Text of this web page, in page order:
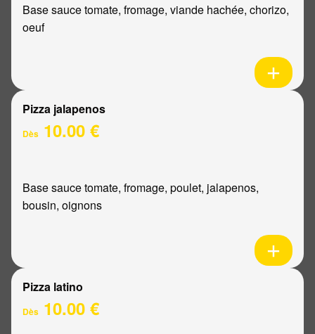
Base sauce tomate, fromage, viande hachée, chorizo,
oeuf
Pizza jalapenos
Dès 10.00 €
Base sauce tomate, fromage, poulet, jalapenos,
bousin, oignons
Pizza latino
Dès 10.00 €